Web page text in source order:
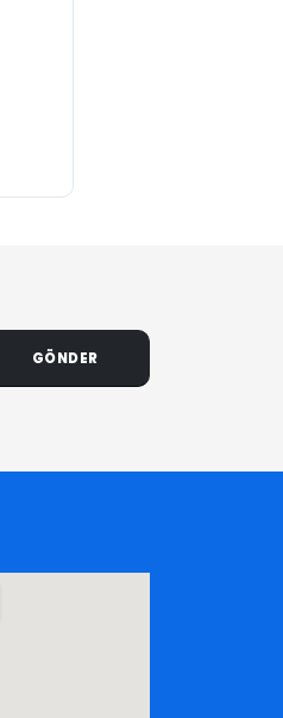
GÖNDER